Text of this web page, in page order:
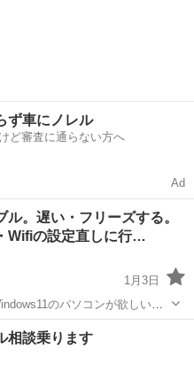
ず車にノレル
ど審査に通らない方へ
Ad
。遅い・フリーズする。
Wifiの設定直しに行…
1月3日
のパソコンが欲しいけ
10も Wind...
コン修理
相談乗ります